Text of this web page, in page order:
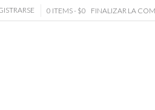
0 ITEMS - $0 FINALIZAR LA